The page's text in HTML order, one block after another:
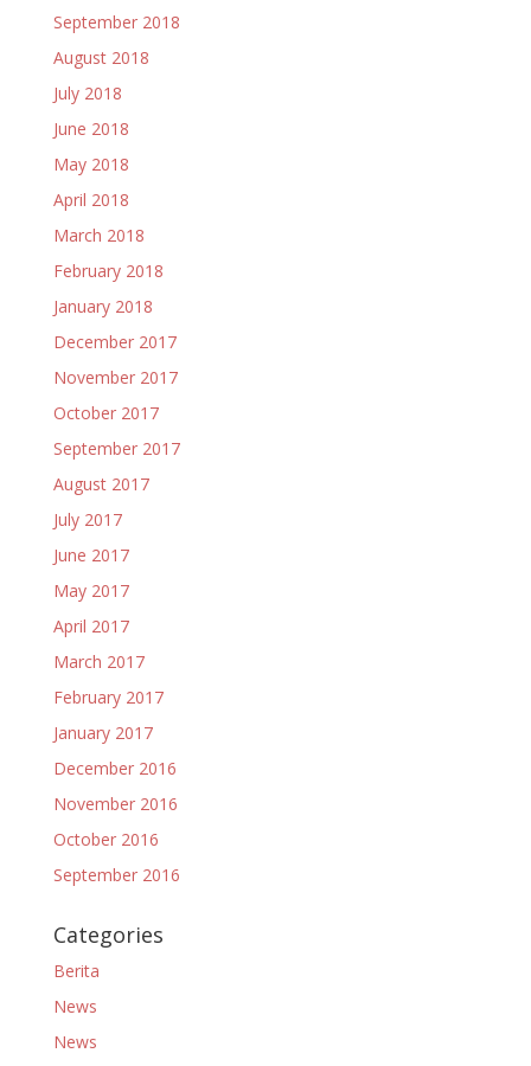
September 2018
August 2018
July 2018
June 2018
May 2018
April 2018
March 2018
February 2018
January 2018
December 2017
November 2017
October 2017
September 2017
August 2017
July 2017
June 2017
May 2017
April 2017
March 2017
February 2017
January 2017
December 2016
November 2016
October 2016
September 2016
Categories
Berita
News
News